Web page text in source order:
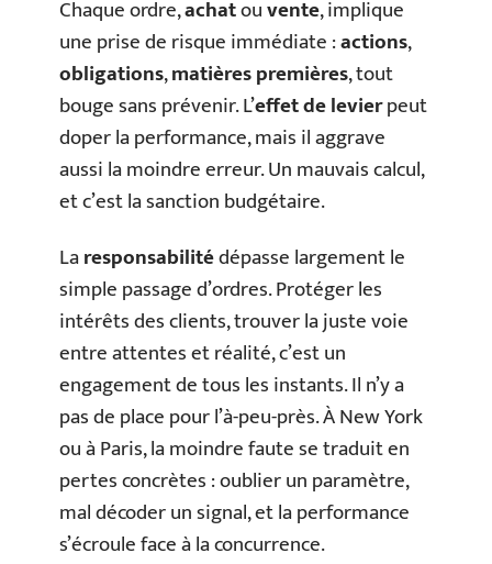
Chaque ordre,achatouvente, implique
une prise de risque immédiate :actions,
obligations,matières premières, tout
bouge sans prévenir. L’effet de levierpeut
doper la performance, mais il aggrave
aussi la moindre erreur. Un mauvais calcul,
et c’est la sanction budgétaire.
Laresponsabilitédépasse largement le
simple passage d’ordres. Protéger les
intérêts des clients, trouver la juste voie
entre attentes et réalité, c’est un
engagement de tous les instants. Il n’y a
pas de place pour l’à-peu-près. À New York
ou à Paris, la moindre faute se traduit en
pertes concrètes : oublier un paramètre,
mal décoder un signal, et la performance
s’écroule face à la concurrence.